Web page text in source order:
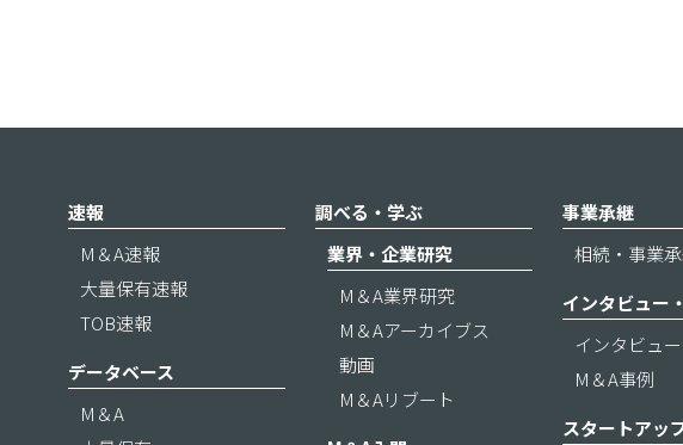
速報
M＆A速報
大量保有速報
TOB速報
データベース
M＆A
調べる・学ぶ
業界・企業研究
M＆A業界研究
M＆Aアーカイブス
動画
M＆Aリブート
事業承継
相続・事業
インタビュー
インタビュー
M＆A事例
スタートアッ